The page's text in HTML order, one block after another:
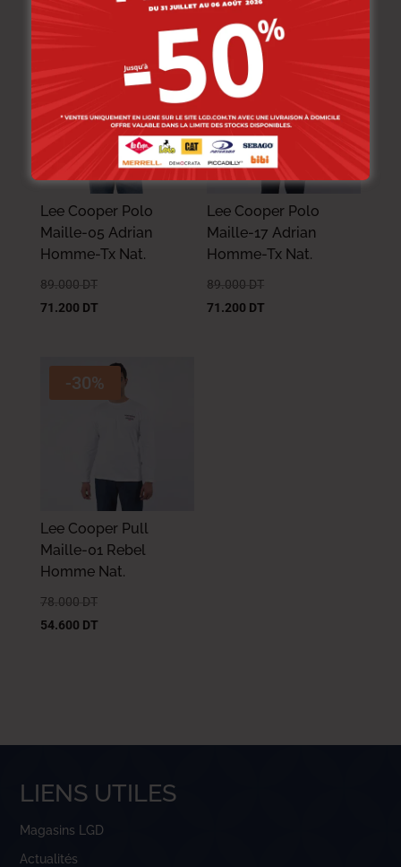
Lee Cooper Polo
Maille-05 Adrian
Homme-Tx Nat.
89.000 DT
71.200 DT
-20%
Lee Cooper Polo
Maille-17 Adrian
Homme-Tx Nat.
89.000 DT
71.200 DT
-30%
Lee Cooper Pull
Maille-01 Rebel
Homme Nat.
78.000 DT
54.600 DT
LIENS UTILES
Magasins LGD
Actualités